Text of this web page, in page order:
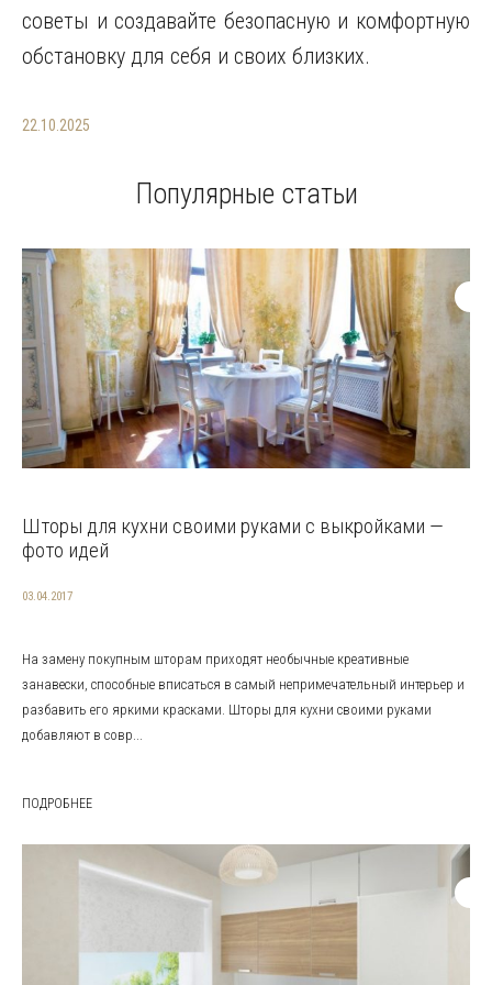
советы и создавайте безопасную и комфортную
обстановку для себя и своих близких.
22.10.2025
Популярные статьи
Шторы для кухни своими руками с выкройками —
фото идей
03.04.2017
На замену покупным шторам приходят необычные креативные
занавески, способные вписаться в самый непримечательный интерьер и
разбавить его яркими красками. Шторы для кухни своими руками
добавляют в совр...
ПОДРОБНЕЕ